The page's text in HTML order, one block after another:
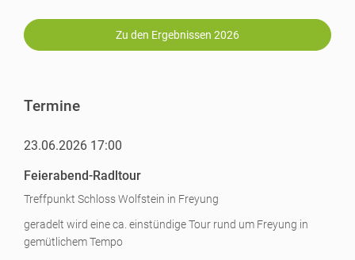
Zu den Ergebnissen 2026
Termine
23.06.2026 17:00
Feierabend-Radltour
Treffpunkt Schloss Wolfstein in Freyung
geradelt wird eine ca. einstündige Tour rund um Freyung in
gemütlichem Tempo